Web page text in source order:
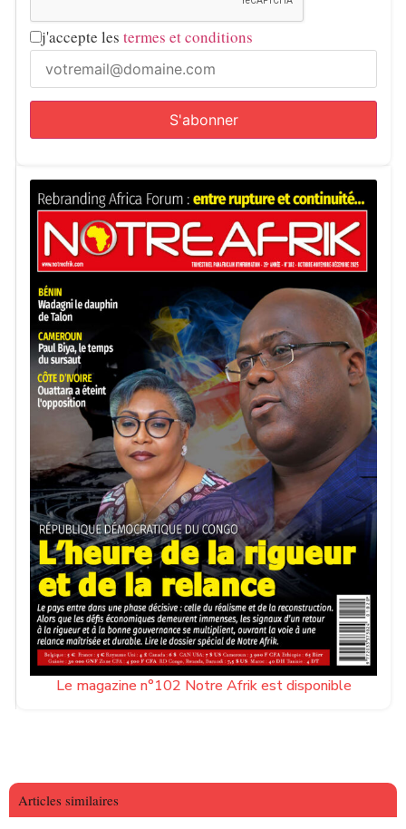
j'accepte les termes et conditions
Le magazine n°102 Notre Afrik est disponible
Articles similaires